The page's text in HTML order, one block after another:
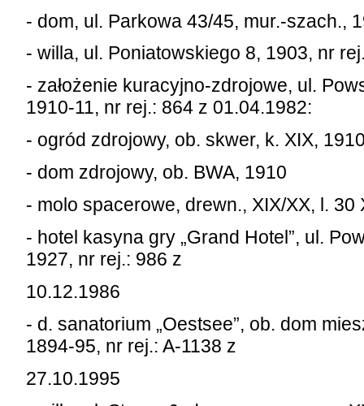
- dom, ul. Parkowa 43/45, mur.-szach.,
- willa, ul. Poniatowskiego 8, 1903, nr
- założenie kuracyjno-zdrojowe, ul.
1910-11, nr rej.: 864 z 01.04.1982:
- ogród zdrojowy, ob. skwer, k. XIX,
- dom zdrojowy, ob. BWA, 1910
- molo spacerowe, drewn., XIX/XX, l. 30
- hotel kasyna gry „Grand Hotel”, ul.
1927, nr rej.: 986 z
10.12.1986
- d. sanatorium „Oestsee”, ob. dom
1894-95, nr rej.: A-1138 z
27.10.1995